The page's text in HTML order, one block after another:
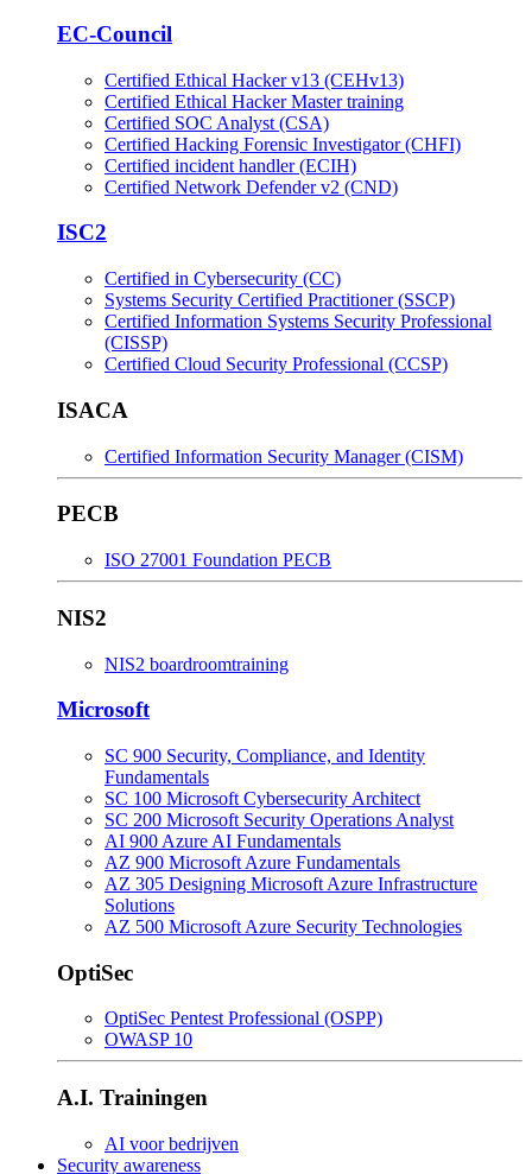
EC-Council
Certified Ethical Hacker v13 (CEHv13)
Certified Ethical Hacker Master training
Certified SOC Analyst (CSA)
Certified Hacking Forensic Investigator (CHFI)
Certified incident handler (ECIH)
Certified Network Defender v2 (CND)
ISC2
Certified in Cybersecurity (CC)
Systems Security Certified Practitioner (SSCP)
Certified Information Systems Security Professional
(CISSP)
Certified Cloud Security Professional (CCSP)
ISACA
Certified Information Security Manager (CISM)
PECB
ISO 27001 Foundation PECB
NIS2
NIS2 boardroomtraining
Microsoft
SC 900 Security, Compliance, and Identity
Fundamentals
SC 100 Microsoft Cybersecurity Architect
SC 200 Microsoft Security Operations Analyst
AI 900 Azure AI Fundamentals
AZ 900 Microsoft Azure Fundamentals
AZ 305 Designing Microsoft Azure Infrastructure
Solutions
AZ 500 Microsoft Azure Security Technologies
OptiSec
OptiSec Pentest Professional (OSPP)
OWASP 10
A.I. Trainingen
AI voor bedrijven
Security awareness